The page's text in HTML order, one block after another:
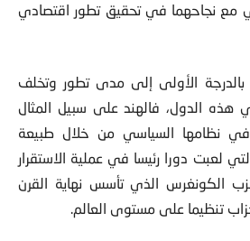
مع نجاحهما في تحقيق تطور اقتصادي
الأولى إلى مدى تطور وتخلف
هذه الدول، فالهند على سبيل المثال
نظامها السياسي من خلال طبيعة
لعبت دورا رئيسا في عملية الاستقرار
الكونغرس الذي تأسس نهاية القرن